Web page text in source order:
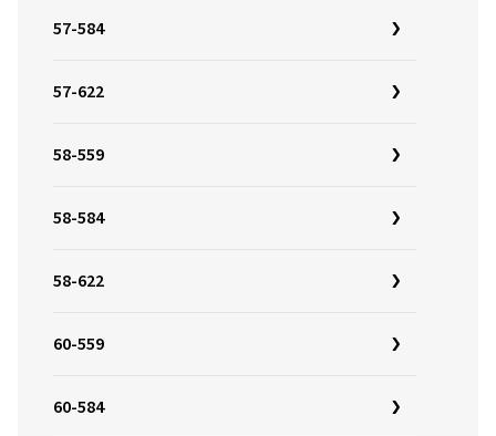
57-584
57-622
58-559
58-584
58-622
60-559
60-584